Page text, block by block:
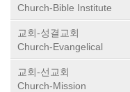
Church-Bible Institute
교회-성결교회
Church-Evangelical
교회-선교회
Church-Mission